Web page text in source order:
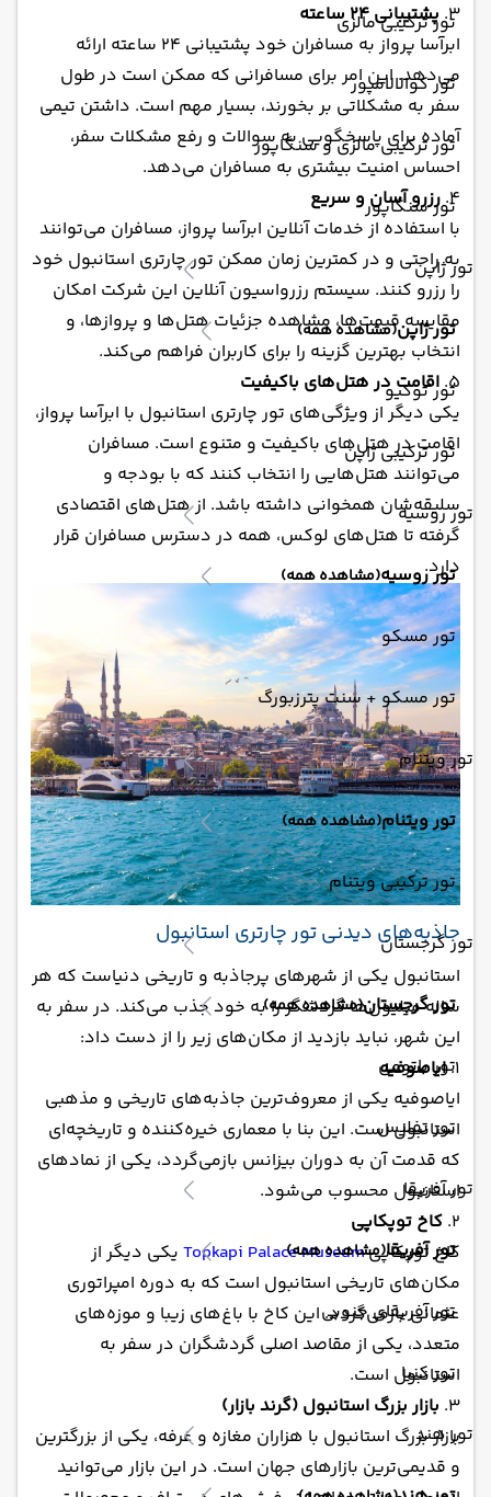
تور ترکیبی مالزی
تور کوالالامپور
تور ترکیبی مالزی و سنگاپور
تور سنگاپور
تور ژاپن
تور ژاپن(مشاهده همه)
تور توکیو
تور ترکیبی ژاپن
تور روسیه
تور روسیه(مشاهده همه)
تور مسکو
تور مسکو + سنت پترزبورگ
تور ویتنام
تور ویتنام(مشاهده همه)
تور ترکیبی ویتنام
تور گرجستان
تور گرجستان(مشاهده همه)
تور باتومی
تور تفلیس
تور آفریقا
تور آفریقا(مشاهده همه)
تور آفریقای جنوبی
تور کنیا
تور هند
3. پشتیبانی 24 ساعته
ابرآسا پرواز به مسافران خود پشتیبانی 24 ساعته ارائه
می‌دهد. این امر برای مسافرانی که ممکن است در طول
سفر به مشکلاتی بر بخورند، بسیار مهم است. داشتن تیمی
آماده برای پاسخگویی به سوالات و رفع مشکلات سفر،
احساس امنیت بیشتری به مسافران می‌دهد.
4. رزرو آسان و سریع
با استفاده از خدمات آنلاین ابرآسا پرواز، مسافران می‌توانند
به راحتی و در کمترین زمان ممکن تور چارتری استانبول خود
را رزرو کنند. سیستم رزرواسیون آنلاین این شرکت امکان
مقایسه قیمت‌ها، مشاهده جزئیات هتل‌ها و پروازها، و
انتخاب بهترین گزینه را برای کاربران فراهم می‌کند.
5. اقامت در هتل‌های باکیفیت
یکی دیگر از ویژگی‌های تور چارتری استانبول با ابرآسا پرواز،
اقامت در هتل‌های باکیفیت و متنوع است. مسافران
می‌توانند هتل‌هایی را انتخاب کنند که با بودجه و
سلیقه‌شان همخوانی داشته باشد. از هتل‌های اقتصادی
گرفته تا هتل‌های لوکس، همه در دسترس مسافران قرار
دارد.
جاذبه‌های دیدنی تور چارتری استانبول
استانبول یکی از شهرهای پرجاذبه و تاریخی دنیاست که هر
ساله میلیون‌ها گردشگر را به خود جذب می‌کند. در سفر به
این شهر، نباید بازدید از مکان‌های زیر را از دست داد:
1. ایاصوفیه
ایاصوفیه یکی از معروف‌ترین جاذبه‌های تاریخی و مذهبی
استانبول است. این بنا با معماری خیره‌کننده و تاریخچه‌ای
که قدمت آن به دوران بیزانس بازمی‌گردد، یکی از نمادهای
استانبول محسوب می‌شود.
2. کاخ توپکاپی
کاخ توپکاپیTopkapi Palace Museum یکی دیگر از
مکان‌های تاریخی استانبول است که به دوره امپراتوری
عثمانی بازمی‌گردد. این کاخ با باغ‌های زیبا و موزه‌های
متعدد، یکی از مقاصد اصلی گردشگران در سفر به
استانبول است.
3. بازار بزرگ استانبول (گرند بازار)
بازار بزرگ استانبول با هزاران مغازه و غرفه، یکی از بزرگترین
و قدیمی‌ترین بازارهای جهان است. در این بازار می‌توانید